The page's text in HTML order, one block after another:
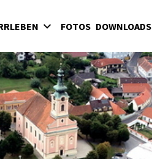
FOTOS DOWNLOADS
Pinkafeld
Riedlingsdorf
Sinnersdorf
Wiesfleck / Schreibersdorf